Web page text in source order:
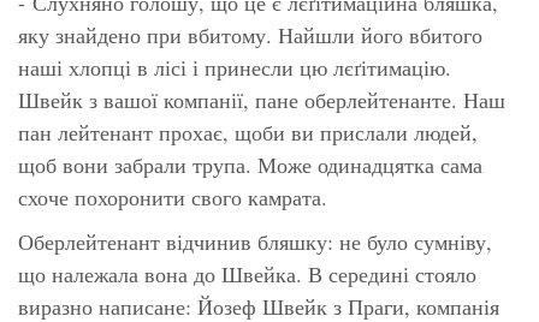
яку знайдено при вбитому. Найшли його вбитого
наші хлопці в лісі і принесли цю лєґітимацію.
Швейк з вашої компанії, пане оберлейтенанте. Наш
пан лейтенант прохає, щоби ви прислали людей,
щоб вони забрали трупа. Може одинадцятка сама
схоче похоронити свого камрата.
Оберлейтенант відчинив бляшку: не було сумніву,
що належала вона до Швейка. В середині стояло
виразно написане: Йозеф Швейк з Праги, компанія